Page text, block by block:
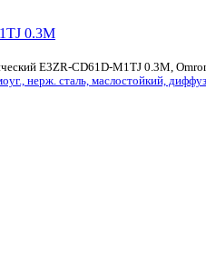
0.3M
E3ZR-CD61D-M1TJ 0.3M,
нерж. сталь, маслостойкий,